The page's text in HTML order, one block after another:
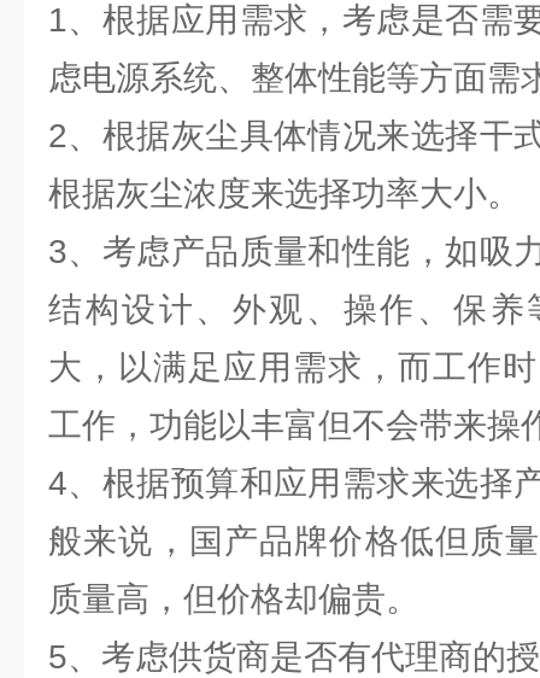
1、根据应用需求，考虑是否需
虑电源系统、整体性能等方面需
2、根据灰尘具体情况来选择干
根据灰尘浓度来选择功率大小。
3、考虑产品质量和性能，如吸
结构设计、外观、操作、保养
大，以满足应用需求，而工作
工作，功能以丰富但不会带来操
4、根据预算和应用需求来选择
般来说，国产品牌价格低但质
质量高，但价格却偏贵。
5、考虑供货商是否有代理商的